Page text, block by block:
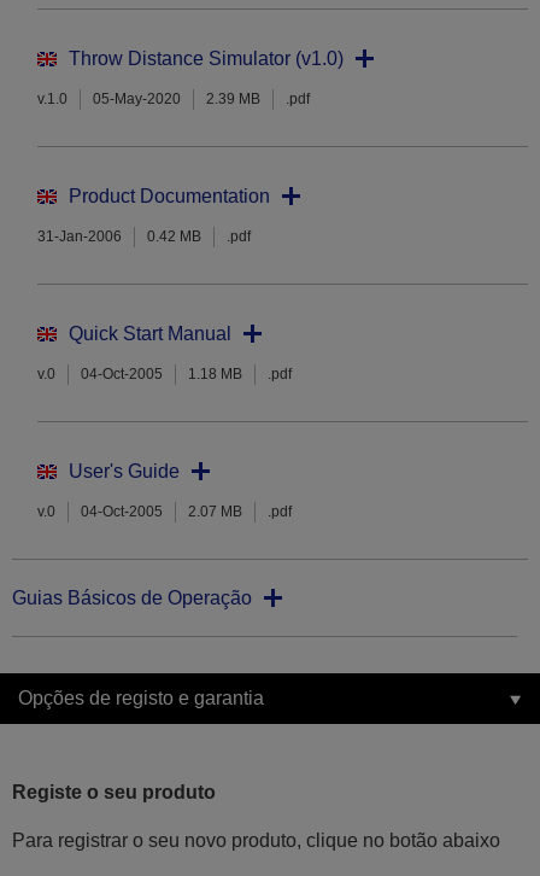
Throw Distance Simulator (v1.0)
v.1.0 05-May-2020 2.39 MB .pdf
Product Documentation
31-Jan-2006 0.42 MB .pdf
Quick Start Manual
v.0 04-Oct-2005 1.18 MB .pdf
User's Guide
v.0 04-Oct-2005 2.07 MB .pdf
Guias Básicos de Operação
Opções de registo e garantia
Registe o seu produto
Para registrar o seu novo produto, clique no botão abaixo